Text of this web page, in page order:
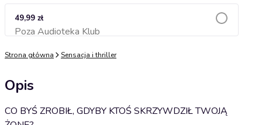
49,99 zł
Poza Audioteka KlubDodaj do koszyka
Strona główna Sensacja i thriller
Opis
CO BYŚ ZROBIŁ, GDYBY KTOŚ SKRZYWDZIŁ TWOJĄ